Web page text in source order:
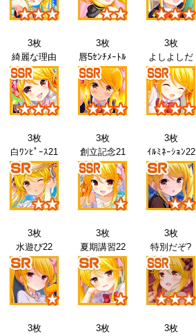
3枚
綺麗な理由
3枚
唇5ｾﾝﾁﾒｰﾄﾙ
3枚
よしよしだ
3枚
白ﾜﾝﾋﾟｰｽ21
3枚
創立記念21
3枚
ｲﾙﾐﾈｰｼｮﾝ22
3枚
水遊び22
3枚
夏期講習22
3枚
特別だぞ?
3枚
3枚
3枚